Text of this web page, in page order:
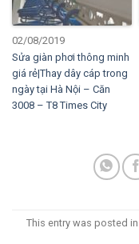
02/08/2019
Sửa giàn phơi thông minh
giá rẻ|Thay dây cáp trong
ngày tại Hà Nội – Căn
3008 – T8 Times City
This entry was posted in